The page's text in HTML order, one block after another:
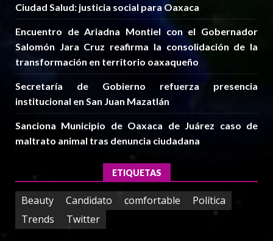
Ciudad Salud: justicia social para Oaxaca
Encuentro de Ariadna Montiel con el Gobernador
Salomón Jara Cruz reafirma la consolidación de la
transformación en territorio oaxaqueño
Secretaría de Gobierno refuerza presencia
institucional en San Juan Mazatlán
Sanciona Municipio de Oaxaca de Juárez caso de
maltrato animal tras denuncia ciudadana
ETIQUETAS
Beauty Candidato comfortable
Política
Trends
Twitter